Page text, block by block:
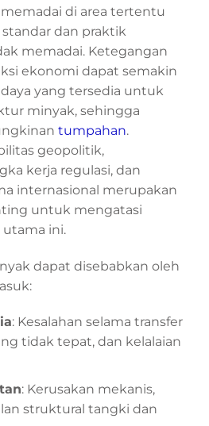
di area tertentu
dan praktik
memadai. Ketegangan
ekonomi dapat semakin
yang tersedia untuk
minyak, sehingga
tumpahan.
geopolitik,
kerja regulasi, dan
internasional merupakan
untuk mengatasi
ini.
dapat disebabkan oleh
: Kesalahan selama transfer
tidak tepat, dan kelalaian
: Kerusakan mekanis,
struktural tangki dan